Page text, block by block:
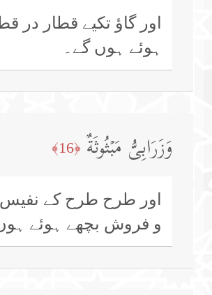
اور گاؤ تکیے قطار در
ہوئے ہوں گے۔
وَزَرَابِیُّ مَبۡثُوثَةٌ ﴿16﴾
اور طرح طرح کے
و فروش بچھے ہوئے